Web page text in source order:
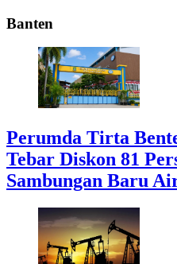
Banten
Perumda Tirta
Tebar Diskon 81
Sambungan Baru